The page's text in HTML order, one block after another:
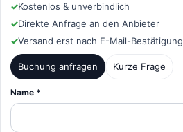
✓Kostenlos & unverbindlich
✓Direkte Anfrage an den Anbieter
✓Versand erst nach E-Mail-Bestätigung
Buchung anfragen Kurze Frage
Name *